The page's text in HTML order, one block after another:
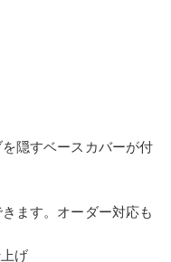
隠すベースカバーが付
ます。オーダー対応も
げ